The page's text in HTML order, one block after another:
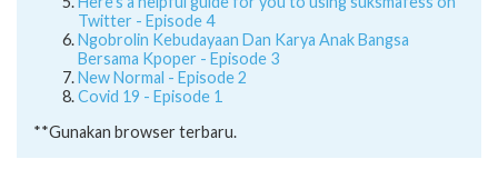
Twitter - Episode 4
Ngobrolin Kebudayaan Dan Karya Anak Bangsa
Bersama Kpoper - Episode 3
New Normal - Episode 2
Covid 19 - Episode 1
**Gunakan browser terbaru.